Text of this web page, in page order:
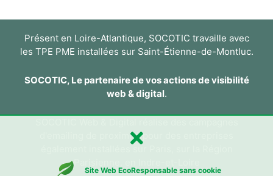
Site Web EcoResponsable sans cookie
Présent en Loire-Atlantique, SOCOTIC travaille avec
les TPE PME installées sur Saint-Étienne-de-Montluc.
SOCOTIC, Le partenaire de vos actions de visibilité
web & digital.
d'emailing de proximité pour des entreprises
Parisienne, en Indre-et-Loire